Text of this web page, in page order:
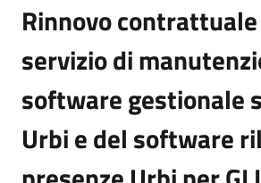
Rinnovo
servizio di
software gestionale
Urbi e del software